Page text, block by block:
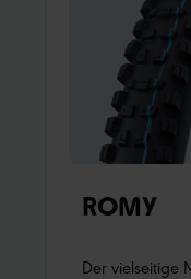
ROMY
Der vielseitige